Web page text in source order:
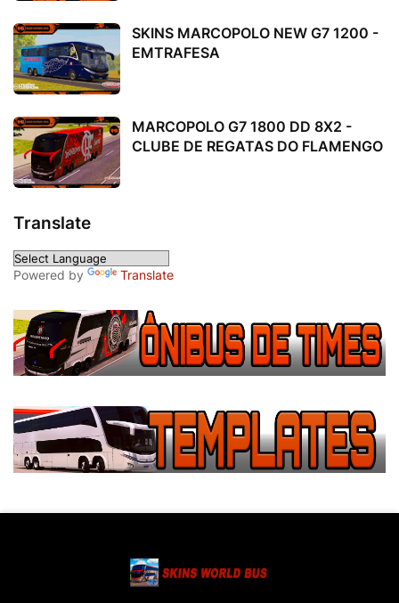
SKINS MARCOPOLO NEW G7 1200 -
EMTRAFESA
MARCOPOLO G7 1800 DD 8X2 -
CLUBE DE REGATAS DO FLAMENGO
Translate
Powered by Translate